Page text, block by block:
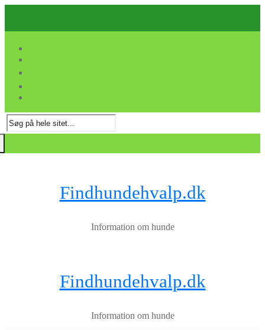
indhold
Søg
efter:
Findhundehvalp.dk
Information om hunde
Findhundehvalp.dk
Information om hunde